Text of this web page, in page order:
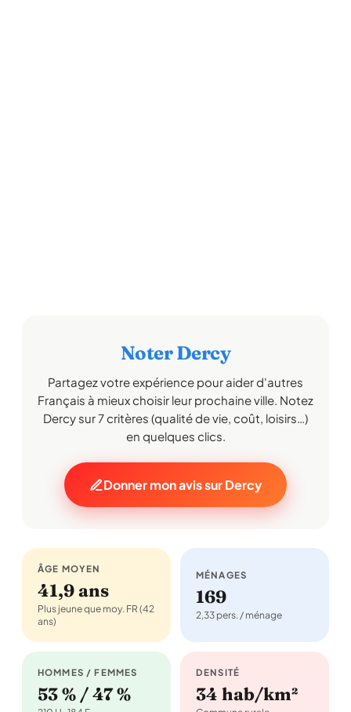
Noter Dercy
Partagez votre expérience pour aider d'autres
Français à mieux choisir leur prochaine ville. Notez
Dercy sur 7 critères (qualité de vie, coût, loisirs…)
en quelques clics.
Donner mon avis sur Dercy
ÂGE MOYEN
41,9 ans
Plus jeune que moy. FR (42
ans)
MÉNAGES
169
2,33 pers. / ménage
HOMMES / FEMMES
53 % / 47 %
DENSITÉ
34 hab/km²